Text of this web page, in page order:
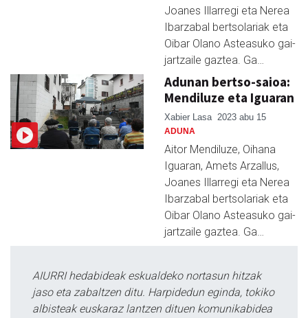
Joanes Illarregi eta Nerea
Ibarzabal bertsolariak eta
Oibar Olano Asteasuko gai-
jartzaile gaztea. Ga…
Adunan bertso-saioa:
Mendiluze eta Iguaran
Xabier Lasa 2023 abu 15
ADUNA
Aitor Mendiluze, Oihana
Iguaran, Amets Arzallus,
Joanes Illarregi eta Nerea
Ibarzabal bertsolariak eta
Oibar Olano Asteasuko gai-
jartzaile gaztea. Ga…
AIURRI hedabideak eskualdeko nortasun hitzak
jaso eta zabaltzen ditu. Harpidedun eginda, tokiko
albisteak euskaraz lantzen dituen komunikabidea